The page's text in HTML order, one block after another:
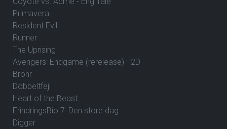
Primavera
Resident Evil
Runner
The Uprising
Avengers: Endgame (rerelease) - 2D
Brohr
Dobbeltfejl
Heart of the Beast
ErindringsBio 7: Den store dag.
Digger